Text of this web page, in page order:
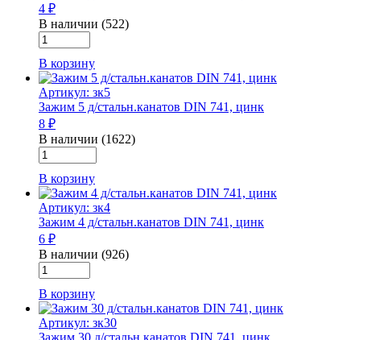
4 ₽
В наличии (522)
Количество
товара
Зажим
3
д/
стальн.канатов
DIN
741,
цинк
В корзину
Артикул: зк5
Зажим 5 д/стальн.канатов DIN 741, цинк
8 ₽
В наличии (1622)
Количество
товара
Зажим
5
д/
стальн.канатов
DIN
741,
цинк
В корзину
Артикул: зк4
Зажим 4 д/стальн.канатов DIN 741, цинк
6 ₽
В наличии (926)
Количество
товара
Зажим
4
д/
В корзину
Артикул: зк30
Зажим 30 д/стальн.канатов DIN 741, цинк